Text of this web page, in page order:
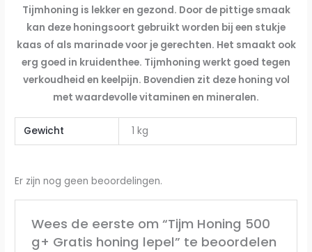
Tijmhoning is lekker en gezond. Door de pittige smaak
kan deze honingsoort gebruikt worden bij een stukje
kaas of als marinade voor je gerechten. Het smaakt ook
erg goed in kruidenthee. Tijmhoning werkt goed tegen
verkoudheid en keelpijn. Bovendien zit deze honing vol
met waardevolle vitaminen en mineralen.
Gewicht 1 kg
Er zijn nog geen beoordelingen.
Wees de eerste om “Tijm Honing 500
g+ Gratis honing lepel” te beoordelen